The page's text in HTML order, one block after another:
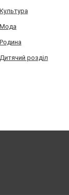
Культура
Мода
Родина
Дитячий розділ